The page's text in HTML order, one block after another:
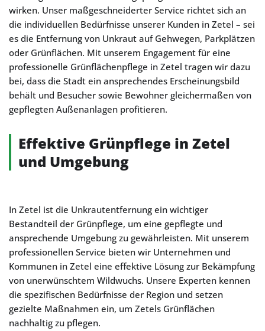
wirken. Unser maßgeschneiderter Service richtet sich an
die individuellen Bedürfnisse unserer Kunden in Zetel – sei
es die Entfernung von Unkraut auf Gehwegen, Parkplätzen
oder Grünflächen. Mit unserem Engagement für eine
professionelle Grünflächenpflege in Zetel tragen wir dazu
bei, dass die Stadt ein ansprechendes Erscheinungsbild
behält und Besucher sowie Bewohner gleichermaßen von
gepflegten Außenanlagen profitieren.
Effektive Grünpflege in Zetel
und Umgebung
In Zetel ist die Unkrautentfernung ein wichtiger
Bestandteil der Grünpflege, um eine gepflegte und
ansprechende Umgebung zu gewährleisten. Mit unserem
professionellen Service bieten wir Unternehmen und
Kommunen in Zetel eine effektive Lösung zur Bekämpfung
von unerwünschtem Wildwuchs. Unsere Experten kennen
die spezifischen Bedürfnisse der Region und setzen
gezielte Maßnahmen ein, um Zetels Grünflächen
nachhaltig zu pflegen.